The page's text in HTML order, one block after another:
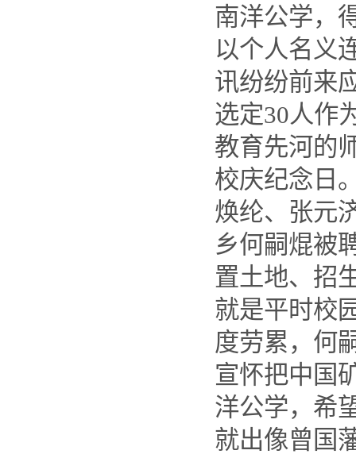
南洋公学，
以个人名义
讯纷纷前来
选定30人作
教育先河的
校庆纪念日
焕纶、张元
乡何嗣焜被
置土地、招
就是平时校
度劳累，何
宣怀把中国
洋公学，希
就出像曾国